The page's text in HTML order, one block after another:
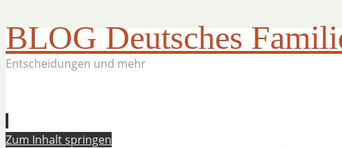
BLOG Deutsches
Entscheidungen und mehr
Zum Inhalt springen